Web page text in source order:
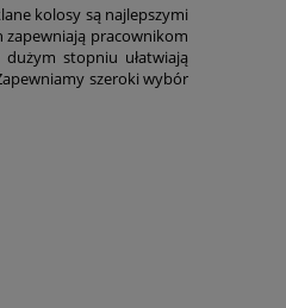
kolosy są najlepszymi
zapewniają pracownikom
stopniu ułatwiają
szeroki wybór